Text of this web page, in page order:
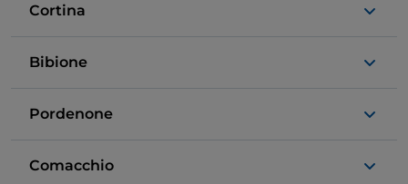
Cortina
Bibione
Pordenone
Comacchio